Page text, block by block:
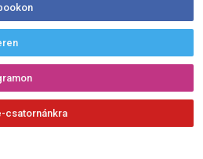
csatornánkra